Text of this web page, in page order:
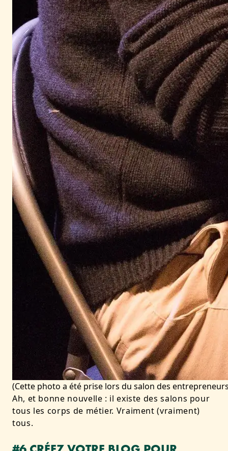
(Cette photo a été prise lors du salon des
Ah, et bonne nouvelle : il existe des salons pour
tous les corps de métier. Vraiment (vraiment)
tous.